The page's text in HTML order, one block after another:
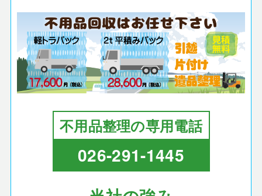
不用品整理の専用電話
026-291-1445